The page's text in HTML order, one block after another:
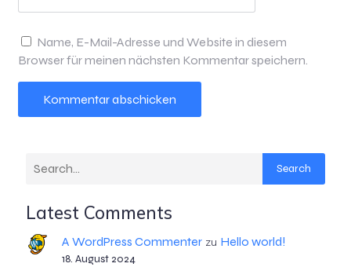
Name, E-Mail-Adresse und Website in diesem
Browser für meinen nächsten Kommentar speichern.
Search
Latest Comments
A WordPress Commenterzu Hello world!
18. August 2024